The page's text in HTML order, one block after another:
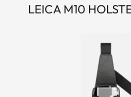
LEICA M10